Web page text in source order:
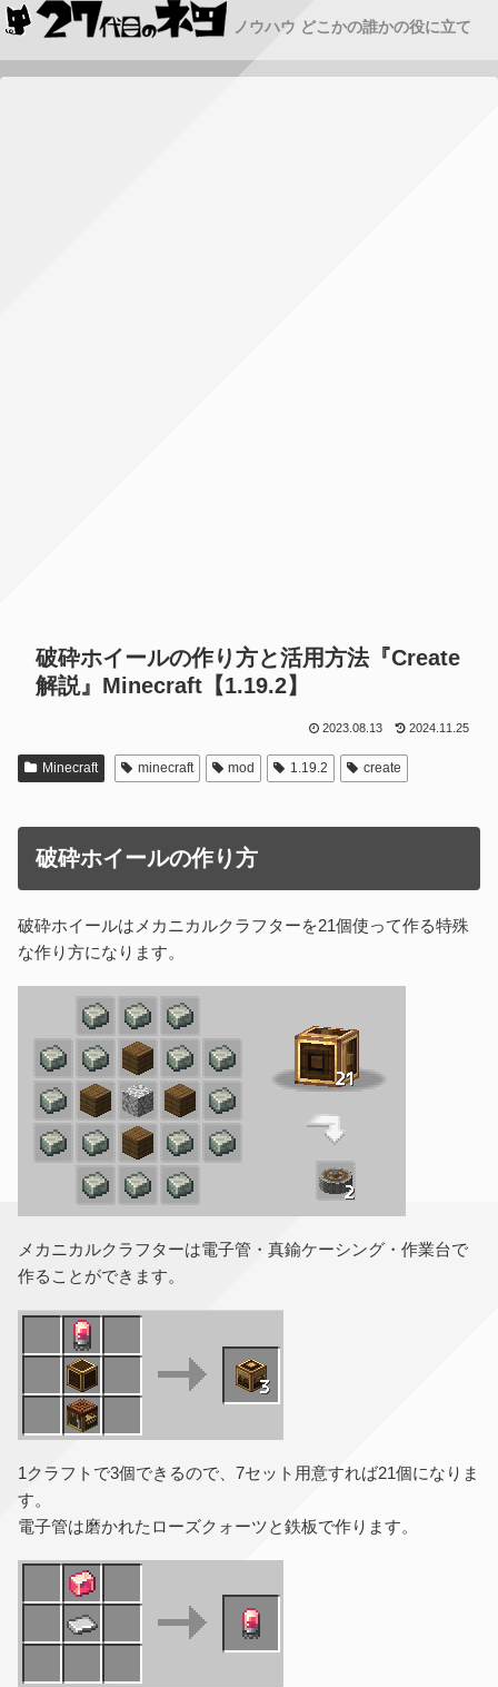
ノウハウ どこかの誰かの役に立て
破砕ホイールの作り方と活用方法『Create
解説』Minecraft【1.19.2】
2023.08.13 2024.11.25
Minecraft minecraft mod 1.19.2 create
破砕ホイールの作り方
破砕ホイールはメカニカルクラフターを21個使って作る特殊
な作り方になります。
メカニカルクラフターは電子管・真鍮ケーシング・作業台で
作ることができます。
1クラフトで3個できるので、7セット用意すれば21個になりま
す。
電子管は磨かれたローズクォーツと鉄板で作ります。